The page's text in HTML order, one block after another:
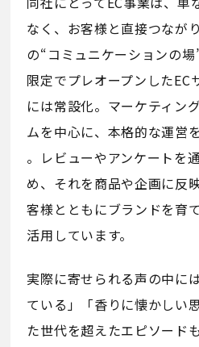
なく、お客様と直接つなが
の“コミュニケーションの
限定でプレオープンしたEC
には常設化。マーケティン
ムを中心に、本格的な運営
。レビューやアンケートを
め、それを商品や企画に反
客様とともにブランドを育
活用しています。
実際に寄せられる声の中に
ている」「香りに懐かしい
た世代を超えたエピソード